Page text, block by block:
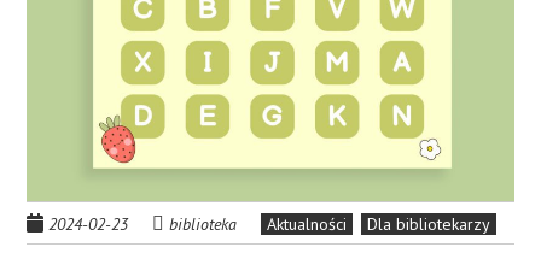
2024-02-23 biblioteka Aktualności Dla bibliotekarzy